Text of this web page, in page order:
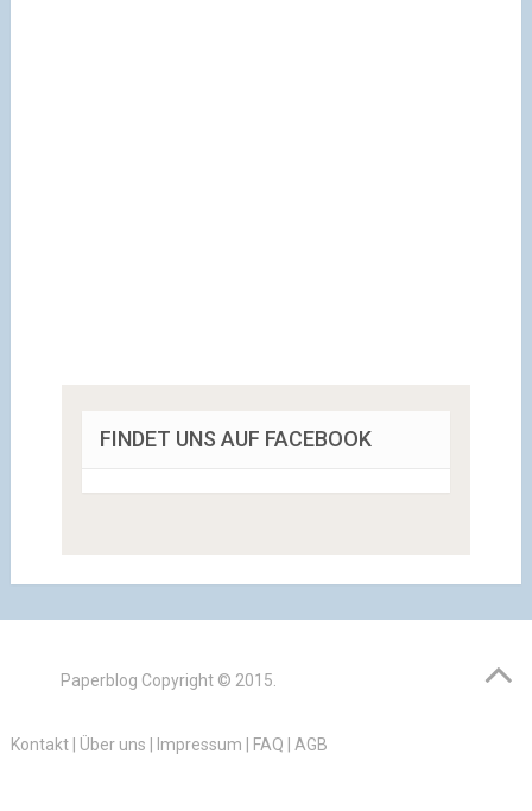
FINDET UNS AUF FACEBOOK
Paperblog Copyright © 2015.
Kontakt| Über uns Impressum FAQ AGB